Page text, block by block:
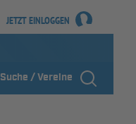
JETZT EINLOGGEN
Suche / Vereine